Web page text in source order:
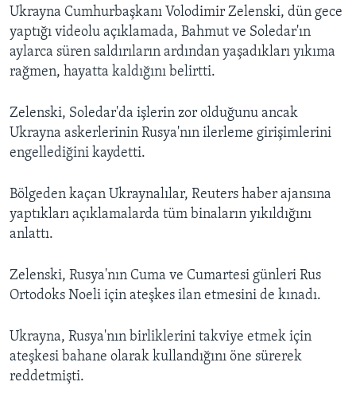
Ukrayna Cumhurbaşkanı Volodimir Zelenski, dün gece
yaptığı videolu açıklamada, Bahmut ve Soledar'ın
aylarca süren saldırıların ardından yaşadıkları yıkıma
rağmen, hayatta kaldığını belirtti.
Zelenski, Soledar'da işlerin zor olduğunu ancak
Ukrayna askerlerinin Rusya'nın ilerleme girişimlerini
engellediğini kaydetti.
Bölgeden kaçan Ukraynalılar, Reuters haber ajansına
yaptıkları açıklamalarda tüm binaların yıkıldığını
anlattı.
Zelenski, Rusya'nın Cuma ve Cumartesi günleri Rus
Ortodoks Noeli için ateşkes ilan etmesini de kınadı.
Ukrayna, Rusya'nın birliklerini takviye etmek için
ateşkesi bahane olarak kullandığını öne sürerek
reddetmişti.